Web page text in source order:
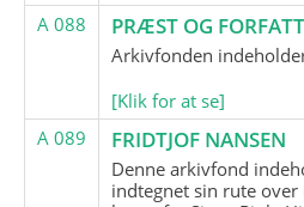
A 088
PRÆST OG
Arkivfonden
[Klik for at se]
A 089
FRIDTJOF NANSEN
Denne arkivfond
indtegnet sin rute